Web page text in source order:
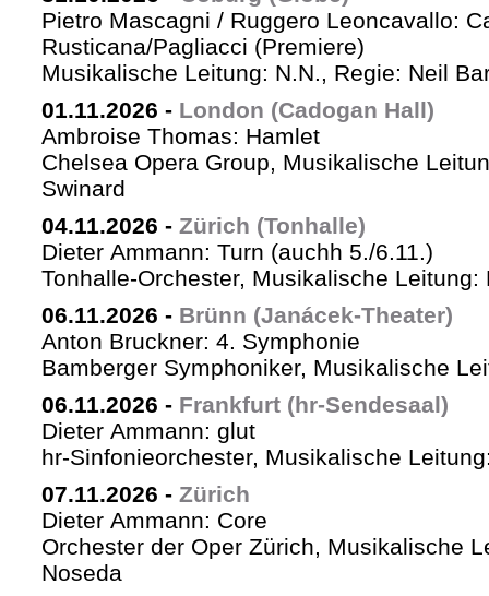
Pietro Mascagni / Ruggero Leoncavallo:
Rusticana/Pagliacci (Premiere)
Musikalische Leitung: N.N., Regie: Neil
01.11.2026 - London (Cadogan Hall)
Ambroise Thomas: Hamlet
Chelsea Opera Group, Musikalische
Swinard
04.11.2026 - Zürich (Tonhalle)
Dieter Ammann: Turn (auchh 5./6.11.)
Tonhalle-Orchester, Musikalische Leitung:
06.11.2026 - Brünn (Janácek-Theater)
Anton Bruckner: 4. Symphonie
Bamberger Symphoniker, Musikalische
06.11.2026 - Frankfurt (hr-Sendesaal)
Dieter Ammann: glut
hr-Sinfonieorchester, Musikalische
07.11.2026 - Zürich
Dieter Ammann: Core
Orchester der Oper Zürich, Musikalische
Noseda